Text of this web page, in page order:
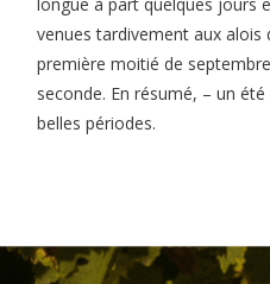
venues tardivement aux alois
première moitié de
seconde. En résumé, – un
belles périodes.